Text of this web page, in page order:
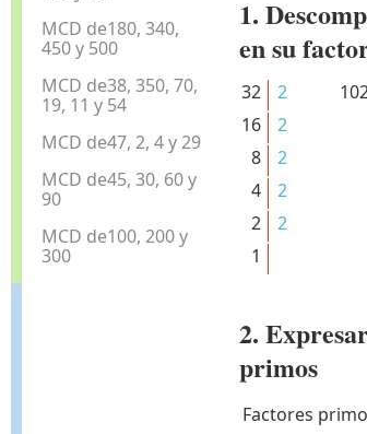
MCD de180, 340,
450 y 500
MCD de38, 350, 70,
19, 11 y 54
MCD de47, 2, 4 y 29
MCD de45, 30, 60 y
90
MCD de100, 200 y
300
1.
en su
32
2
16
2
8
2
4
2
2
2
1
2.
primos
Factores